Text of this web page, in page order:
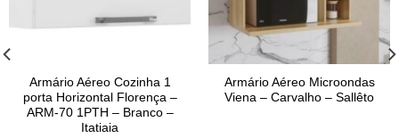
Armário Aéreo Cozinha 1
porta Horizontal Florença –
ARM-70 1PTH – Branco –
Itatiaia
Armário Aéreo Microondas
Viena – Carvalho – Sallêto